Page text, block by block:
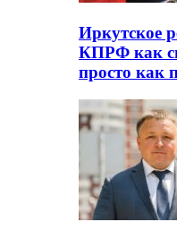
Иркутское
КПРФ как
просто как